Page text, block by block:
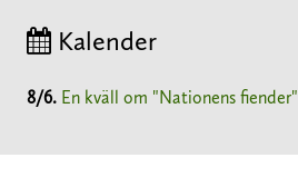
Kalender
8/6. En kväll om "Nationens fiender"